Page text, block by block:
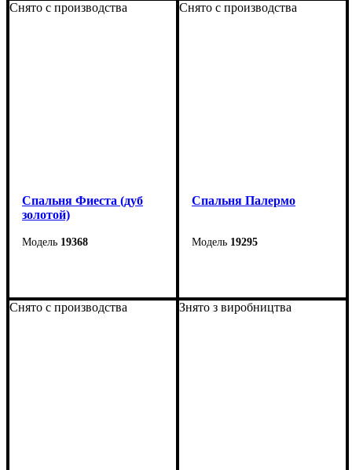
Снято с производства
Спальня Фиеста (дуб
золотой)
19368
Снято с производства
Спальня Палермо
19295
Снято с производства Знято з виробництва